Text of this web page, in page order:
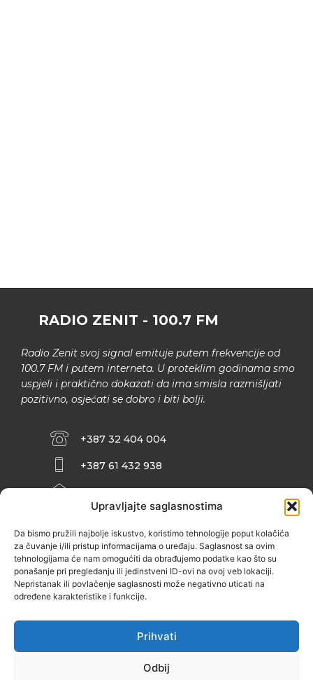
Upravljajte saglasnostima
Da bismo pružili najbolje iskustvo, koristimo tehnologije poput kolačića
za čuvanje i/ili pristup informacijama o uređaju. Saglasnost sa ovim
tehnologijama će nam omogućiti da obrađujemo podatke kao što su
ponašanje pri pregledanju ili jedinstveni ID-ovi na ovoj veb lokaciji.
Nepristanak ili povlačenje saglasnosti može negativno uticati na
određene karakteristike i funkcije.
Prihvati
Odbij
RADIO ZENIT - 100.7 FM
Radio Zenit svoj signal emituje putem frekvencije od
100.7 FM i putem interneta. U proteklim godinama smo
uspjeli i praktično dokazati da ima smisla razmišljati
pozitivno, osjećati se dobro i biti bolji.
+387 32 404 004
+387 61 432 938
ZENIČANKA, 3. SPRAT), 72000 ZENICA